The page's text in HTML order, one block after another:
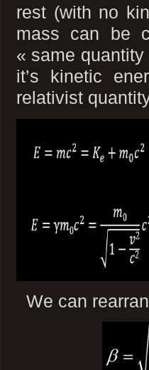
rest (with no
mass can be
« same
it’s kinetic
relativist
We can